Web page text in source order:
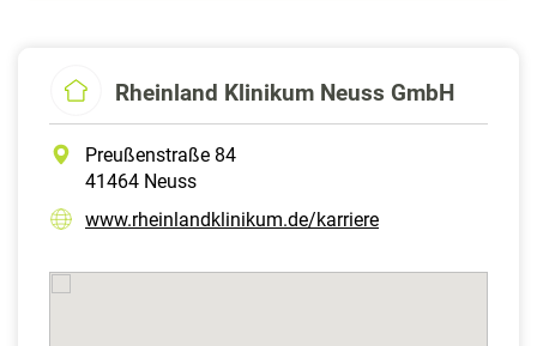
Rheinland Klinikum Neuss GmbH
Preußenstraße 84
41464 Neuss
www.rheinlandklinikum.de/karriere